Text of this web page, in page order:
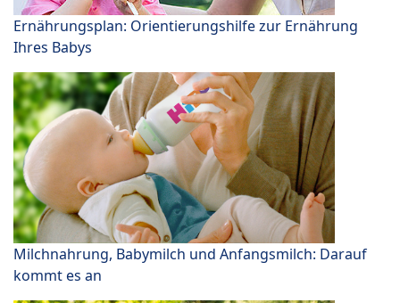
Ernährungsplan: Orientierungshilfe zur Ernährung
Ihres Babys
Milchnahrung, Babymilch und Anfangsmilch: Darauf
kommt es an